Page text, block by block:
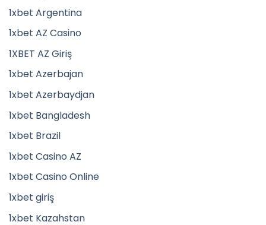
1xbet Argentina
1xbet AZ Casino
1XBET AZ Giriş
1xbet Azerbajan
1xbet Azerbaydjan
1xbet Bangladesh
1xbet Brazil
1xbet Casino AZ
1xbet Casino Online
1xbet giriş
1xbet Kazahstan